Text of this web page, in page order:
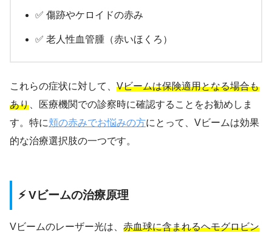
✅ 傷跡やケロイドの赤み
✅ 老人性血管腫（赤いほくろ）
これらの症状に対して、 Vビームは保険適用となる場合も
あり 、医療機関での診察時に確認することをお勧めしま
す。特に頬の赤みでお悩みの方にとって、Vビームは効果
的な治療選択肢の一つです。
⚡ Vビームの治療原理
Vビームのレーザー光は、 赤血球に含まれるヘモグロビン